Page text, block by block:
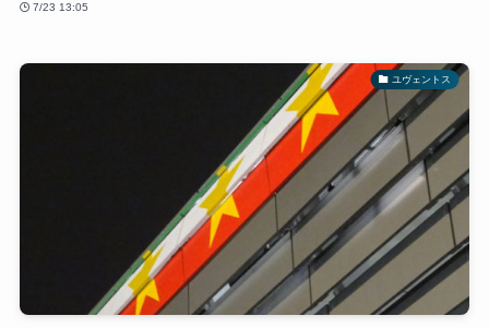
7/23 13:05
ユヴェントス